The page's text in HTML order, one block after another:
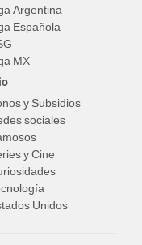
Argentina
Española
MX
y Subsidios
sociales
y Cine
Unidos